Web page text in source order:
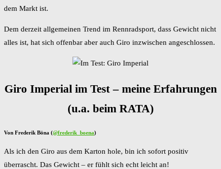
dem Markt ist.
Dem derzeit allgemeinen Trend im Rennradsport, dass Gewicht nicht
alles ist, hat sich offenbar aber auch Giro inzwischen angeschlossen.
Giro Imperial im Test – meine Erfahrungen
(u.a. beim RATA)
Von Frederik Böna (@frederik_boena)
Als ich den Giro aus dem Karton hole, bin ich sofort positiv
überrascht. Das Gewicht – er fühlt sich echt leicht an!